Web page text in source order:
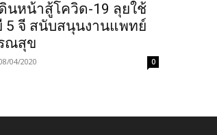
ดินหน้าสู้โควิด-19 ลุยใช้
5 จี สนับสนุนงานแพทย์
ณสุข
04/2020 0